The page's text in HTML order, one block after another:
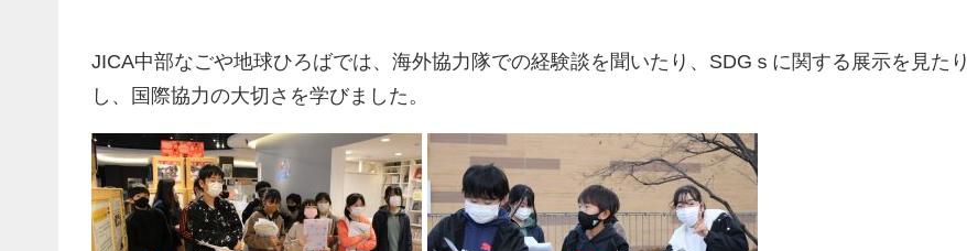
JICA中部なごや地球ひろばでは、海外協力隊での経験談を聞いたり、SDGｓに関する展示を見たり
し、国際協力の大切さを学びました。